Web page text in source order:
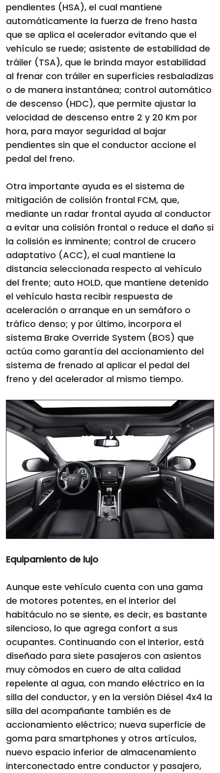
pendientes (HSA), el cual mantiene
automáticamente la fuerza de freno hasta
que se aplica el acelerador evitando que el
vehículo se ruede; asistente de estabilidad de
tráiler (TSA), que le brinda mayor estabilidad
al frenar con tráiler en superficies resbaladizas
o de manera instantánea; control automático
de descenso (HDC), que permite ajustar la
velocidad de descenso entre 2 y 20 Km por
hora, para mayor seguridad al bajar
pendientes sin que el conductor accione el
pedal del freno.
Otra importante ayuda es el sistema de
mitigación de colisión frontal FCM, que,
mediante un radar frontal ayuda al conductor
a evitar una colisión frontal o reduce el daño si
la colisión es inminente; control de crucero
adaptativo (ACC), el cual mantiene la
distancia seleccionada respecto al vehículo
del frente; auto HOLD, que mantiene detenido
el vehículo hasta recibir respuesta de
aceleración o arranque en un semáforo o
tráfico denso; y por último, incorpora el
sistema Brake Override System (BOS) que
actúa como garantía del accionamiento del
sistema de frenado al aplicar el pedal del
freno y del acelerador al mismo tiempo.
Equipamiento de lujo
Aunque este vehículo cuenta con una gama
de motores potentes, en el interior del
habitáculo no se siente, es decir, es bastante
silencioso, lo que agrega confort a sus
ocupantes. Continuando con el interior, está
diseñado para siete pasajeros con asientos
muy cómodos en cuero de alta calidad
repelente al agua, con mando eléctrico en la
silla del conductor, y en la versión Diésel 4x4 la
silla del acompañante también es de
accionamiento eléctrico; nueva superficie de
goma para smartphones y otros artículos,
nuevo espacio inferior de almacenamiento
interconectado entre conductor y pasajero,